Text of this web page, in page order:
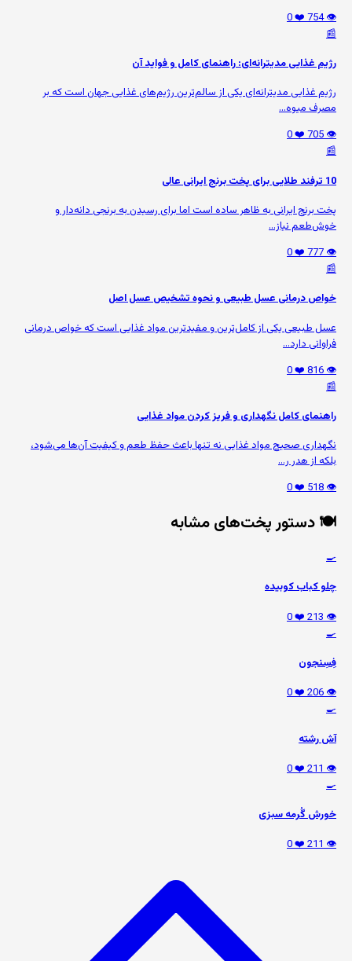
👁️ 754
❤️ 0
📰
رژیم غذایی مدیترانه‌ای: راهنمای کامل و فواید آن
رژیم غذایی مدیترانه‌ای یکی از سالم‌ترین رژیم‌های غذایی جهان است که بر
مصرف میوه‌...
👁️ 705
❤️ 0
📰
10 ترفند طلایی برای پخت برنج ایرانی عالی
پخت برنج ایرانی به ظاهر ساده است اما برای رسیدن به برنجی دانه‌دار و
خوش‌طعم نیاز...
👁️ 777
❤️ 0
📰
خواص درمانی عسل طبیعی و نحوه تشخیص عسل اصل
عسل طبیعی یکی از کامل‌ترین و مفیدترین مواد غذایی است که خواص درمانی
فراوانی دارد...
👁️ 816
❤️ 0
📰
راهنمای کامل نگهداری و فریز کردن مواد غذایی
نگهداری صحیح مواد غذایی نه تنها باعث حفظ طعم و کیفیت آن‌ها می‌شود،
بلکه از هدر ر...
👁️ 518
❤️ 0
🍽️ دستور پخت‌های مشابه
🍳
چلو کباب کوبیده
👁️ 213
❤️ 0
🍳
فِسِنجون
👁️ 206
❤️ 0
🍳
آش رشته
👁️ 211
❤️ 0
🍳
خورش گُرمه سبزی
👁️ 211
❤️ 0